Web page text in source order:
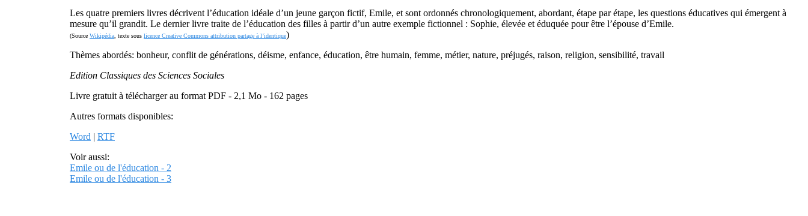
Les quatre premiers livres décrivent l’éducation idéale d’un jeune garçon fictif, Emile, et sont ordonnés chronologiquement, abordant, étape par étape, les questions éducatives qui émergent à
mesure qu’il grandit. Le dernier livre traite de l’éducation des filles à partir d’un autre exemple fictionnel : Sophie, élevée et éduquée pour être l’épouse d’Emile.
(Source Wikipédia , texte sous licence Creative Commons attribution partage à l’identique)
Thèmes abordés: bonheur, conflit de générations, déisme, enfance, éducation, être humain, femme, métier, nature, préjugés, raison, religion, sensibilité, travail
Edition Classiques des Sciences Sociales
Livre gratuit à télécharger au format PDF - 2,1 Mo - 162 pages
Autres formats disponibles:
Word | RTF
Voir aussi:
Emile ou de l'éducation - 2
Emile ou de l'éducation - 3